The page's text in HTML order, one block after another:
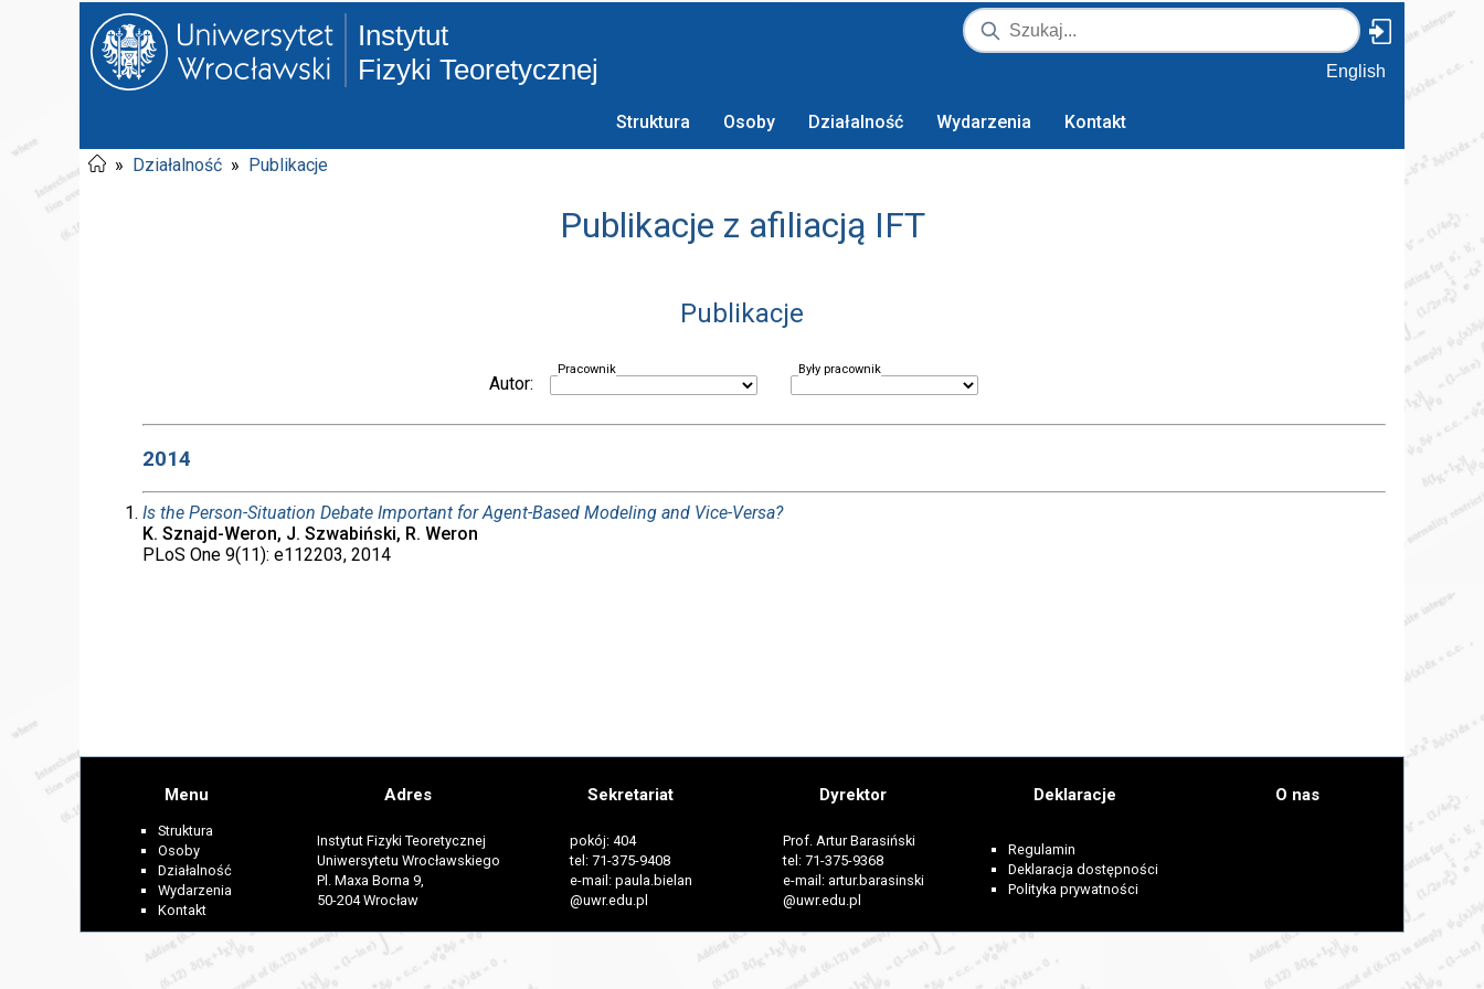
Instytut
Fizyki Teoretycznej
English
Struktura Osoby Działalność Wydarzenia Kontakt
» Działalność » Publikacje
Publikacje z afiliacją IFT
Publikacje
Autor:
Pracownik Były pracownik
2014
Is the Person-Situation Debate Important for Agent-Based Modeling and Vice-Versa?
K. Sznajd-Weron, J. Szwabiński, R. Weron
PLoS One 9(11): e112203, 2014
Menu
Struktura
Osoby
Działalność
Wydarzenia
Kontakt
Adres
Instytut Fizyki Teoretycznej
Uniwersytetu Wrocławskiego
Pl. Maxa Borna 9,
50-204 Wrocław
Sekretariat
pokój: 404
tel: 71-375-9408
e-mail: paula.bielan
@uwr.edu.pl
Dyrektor
Prof. Artur Barasiński
tel: 71-375-9368
e-mail: artur.barasinski
@uwr.edu.pl
Deklaracje
Regulamin
Deklaracja dostępności
Polityka prywatności
O nas